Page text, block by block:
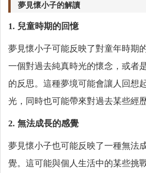
夢見懷小子的解讀
1. 兒童時期的回憶
夢見懷小子可能反映了對童年時期
一個對過去純真時光的懷念，或者
的反思。這種夢境可能會讓人回想
光，同時也可能帶來對過去某些經
2. 無法成長的感覺
夢見懷小子也可能反映了一種無法
覺。這可能與個人生活中的某些挑